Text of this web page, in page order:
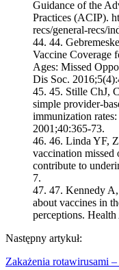
Guidance of the
Practices (ACIP).
recs/general-recs/
44.
Vaccine Coverage
Ages: Missed
Dis Soc.
45. Stille ChJ,
simple provider-
immunization
2001;40:365-73.
46. Linda YF,
vaccination missed
contribute to
7.
47. Kennedy
about vaccines in
perceptions.
Następny artykuł:
Zakażenia rotawirusami